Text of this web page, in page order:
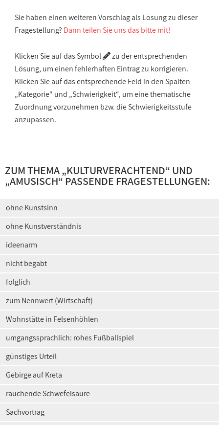
Sie haben einen weiteren Vorschlag als Lösung zu dieser
Fragestellung? Dann teilen Sie uns das bitte mit!
Klicken Sie auf das Symbol
zu der entsprechenden
Lösung, um einen fehlerhaften Eintrag zu korrigieren.
Klicken Sie auf das entsprechende Feld in den Spalten
„Kategorie“ und „Schwierigkeit“, um eine thematische
Zuordnung vorzunehmen bzw. die Schwierigkeitsstufe
anzupassen.
ZUM THEMA „KULTURVERACHTEND“ UND
„AMUSISCH“ PASSENDE FRAGESTELLUNGEN:
ohne Kunstsinn
ohne Kunstverständnis
ideenarm
nicht begabt
folglich
zum Nennwert (Wirtschaft)
Wohnstätte in Felsenhöhlen
umgangssprachlich: rohes Fußballspiel
günstiges Urteil
Gebirge auf Kreta
rauchende Schwefelsäure
Sachvortrag